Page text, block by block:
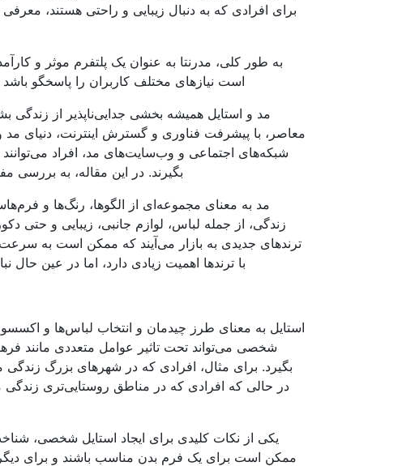
برای افرادی که به دنبال زیبایی و راحتی هستند،
به طور کلی، مدرنتا به عنوان یک پلتفرم موثر و
است نیازهای مختلف کاربران را پاسخگو
مد و استایل همیشه بخشی جدایی‌ناپذیر از زندگی
معاصر، با پیشرفت فناوری و گسترش اینترنت، دنیای
شبکه‌های اجتماعی و وب‌سایت‌های مد، افراد می‌توانند
بگیرند. در این مقاله، به بررسی
مد به معنای مجموعه‌ای از الگوها، رنگ‌ها و
زندگی، از جمله لباس، لوازم جانبی، زیبایی و حتی
ترندهای جدیدی به بازار می‌آیند که ممکن است به
با ترندها اهمیت زیادی دارد، اما در عین
استایل به معنای طرز چیدمان و انتخاب لباس‌ها و
شخصی می‌تواند تحت تاثیر عوامل متعددی مانند
بگیرد. برای مثال، افرادی که در شهرهای بزرگ
در حالی که افرادی که در مناطق روستایی‌تری
یکی از نکات کلیدی برای ایجاد استایل شخصی،
ممکن است برای یک فرم بدن مناسب باشند و برای